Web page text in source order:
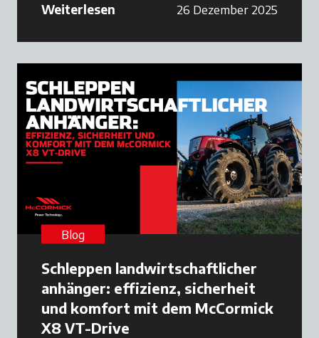
Weiterlesen 26 Dezember 2025
Blog
Schleppen landwirtschaftlicher
anhänger: effizienz, sicherheit
und komfort mit dem McCormick
X8 VT-Drive